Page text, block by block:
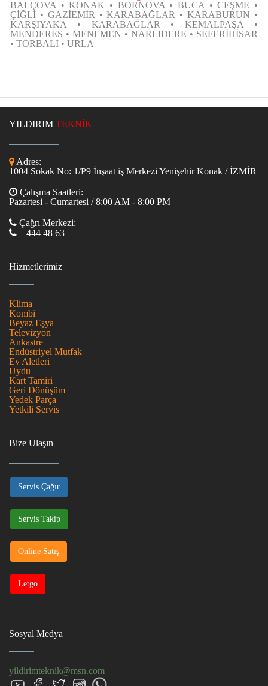
BALÇOVA • KONAK • BORNOVA • BUCA • CEŞME •
ÇİĞLİ • GAZİEMİR • KARABAĞLAR • KARABURUN •
KARŞIYAKA • KARABAĞLAR • KEMALPAŞA •
MENDERES • MENEMEN • NARLIDERE • SEFERİHİSAR
• TORBALI • URLA
YILDIRIM TEKNİK
Adres:
1004 Sokak No: 1/P9 İnşaat iş Merkezi Yenişehir Konak / İZMİR
Çalışma Saatleri:
Pazartesi - Cumartesi / 8:00 AM - 8:00 PM
Çağrı Merkezi:
444 48 63
Hizmetlerimiz
Klima
Kombi
Beyaz Eşya
Televizyon
Ankastre
Endüstriyel Mutfak
Ev Aletleri
Uydu
Kart Tamiri
Geri Dönüşüm
Yedek Parça
Yetkili Servis
Bize Ulaşın
Servis Çağır
Servis Takip
Online Satış
Letgo
Sosyal Medya
yildirimteknik@msn.com